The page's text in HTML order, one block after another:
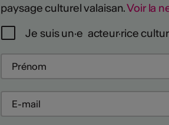
paysage culturel valaisan.Voir la
Je suis un·e acteur·rice